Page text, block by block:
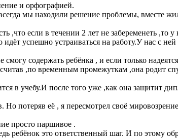
и орфографией.
мы находили решение проблемы, вместе
,что если в течении 2 лет не забеременеть ,то
успешно устраиваться на работу.У нас с
содержать ребёнка , и если только
,по временным промежуткам ,она родит
в учебу.И после того уже ,как она защитит
потеряв её , я пересмотрел своё
просто паршивое .
ребёнок это ответственный шаг. И по этому